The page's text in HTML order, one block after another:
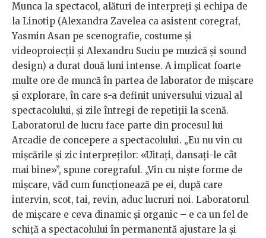
Munca la spectacol, alături de interpreți și echipa de
la Linotip (Alexandra Zavelea ca asistent coregraf,
Yasmin Asan pe scenografie, costume și
videoproiecții și Alexandru Suciu pe muzică și sound
design) a durat două luni intense. A implicat foarte
multe ore de muncă în partea de laborator de mișcare
și explorare, în care s-a definit universului vizual al
spectacolului, și zile întregi de repetiții la scenă.
Laboratorul de lucru face parte din procesul lui
Arcadie de concepere a spectacolului. „Eu nu vin cu
mișcările și zic interpreților: «Uitați, dansați-le cât
mai bine»”, spune coregraful. „Vin cu niște forme de
mișcare, văd cum funcționează pe ei, după care
intervin, scot, tai, revin, aduc lucruri noi. Laboratorul
de mișcare e ceva dinamic și organic – e ca un fel de
schiță a spectacolului în permanentă ajustare la și